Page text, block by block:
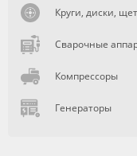
Круги, диски,
Сварочные
Компрессоры
Генераторы